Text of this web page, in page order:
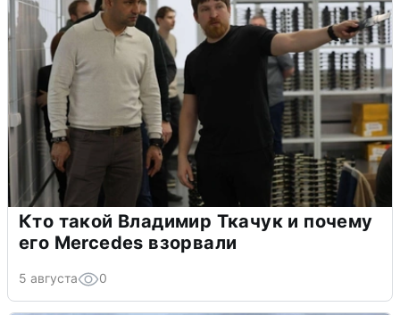
Кто такой Владимир Ткачук и почему
его Mercedes взорвали
5 августа 0